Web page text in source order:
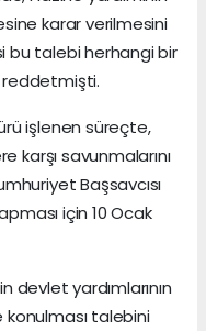
karar verilmesini
bu talebi herhangi bir
reddetmişti.
işlenen süreçte,
karşı savunmalarını
Başsavcısı
için 10 Ocak
devlet yardımlarının
talebini